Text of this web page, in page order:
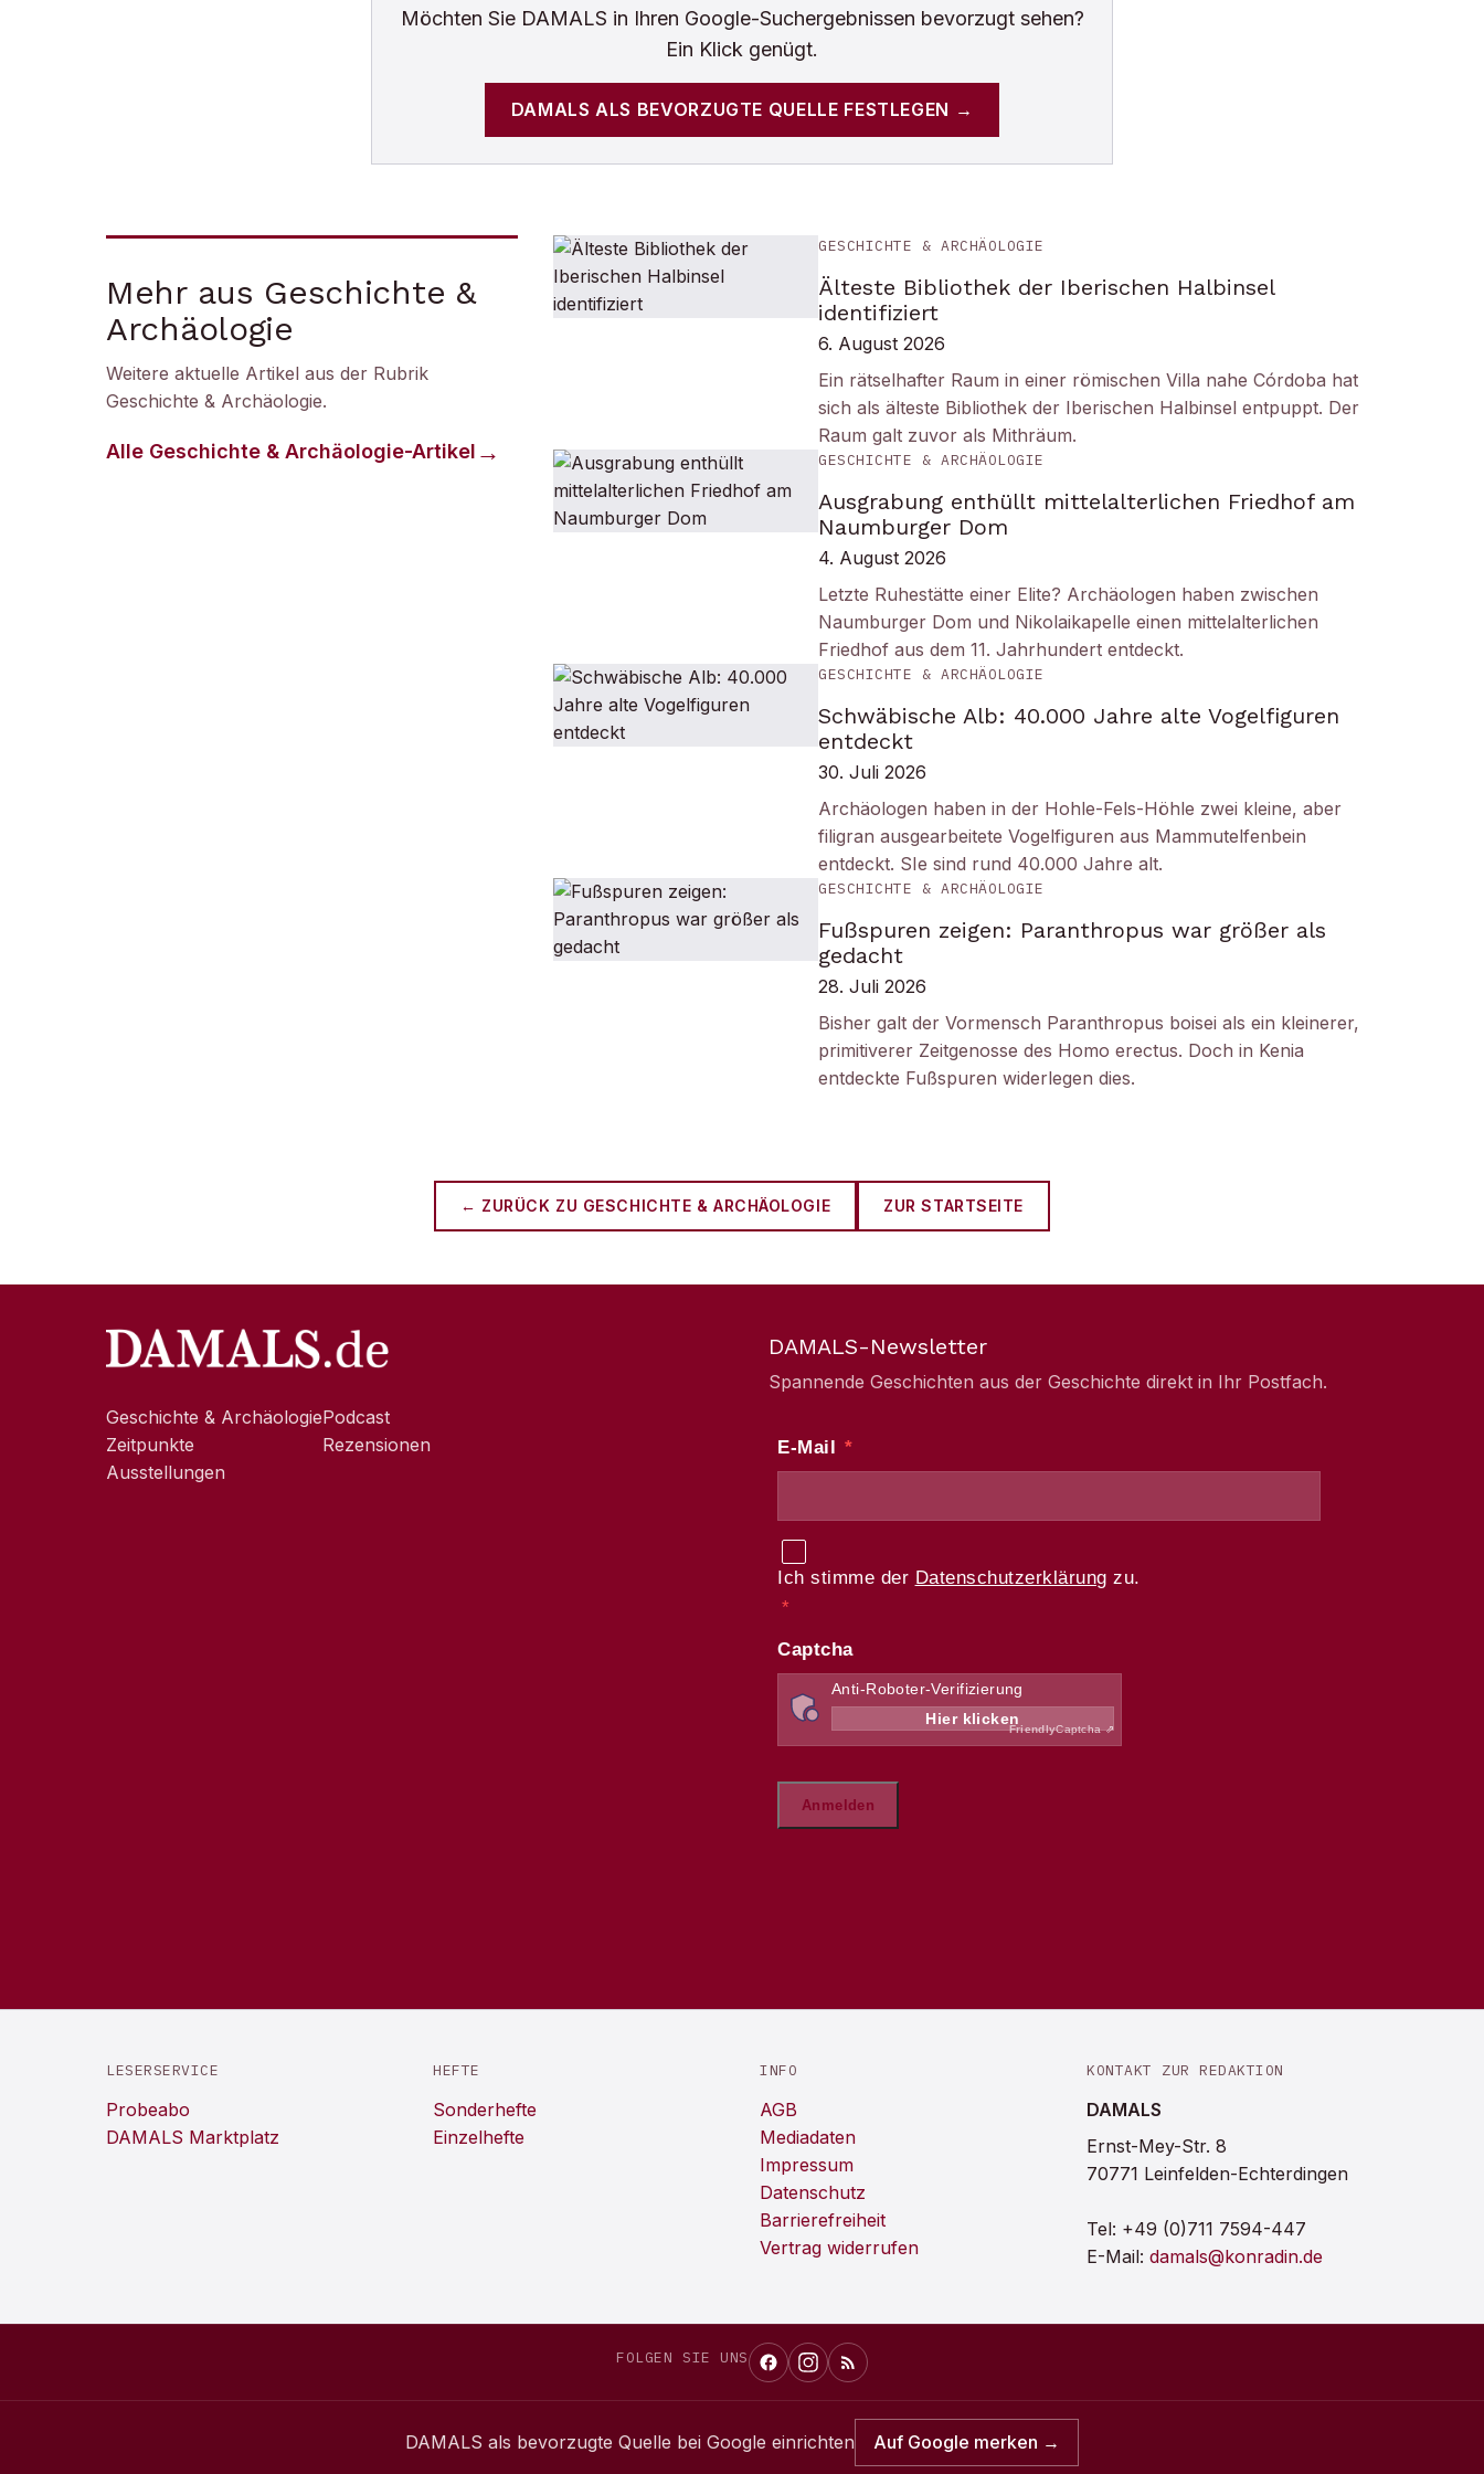
Möchten Sie DAMALS in Ihren Google-Suchergebnissen bevorzugt sehen?
Ein Klick genügt.
DAMALS ALS BEVORZUGTE QUELLE FESTLEGEN →
Mehr aus Geschichte &
Archäologie
Weitere aktuelle Artikel aus der Rubrik
Geschichte & Archäologie.
Alle Geschichte & Archäologie-Artikel
GESCHICHTE & ARCHÄOLOGIE
Älteste Bibliothek der Iberischen Halbinsel
identifiziert
6. August 2026
Ein rätselhafter Raum in einer römischen Villa nahe Córdoba hat
sich als älteste Bibliothek der Iberischen Halbinsel entpuppt. Der
Raum galt zuvor als Mithräum.
GESCHICHTE & ARCHÄOLOGIE
Ausgrabung enthüllt mittelalterlichen Friedhof am
Naumburger Dom
4. August 2026
Letzte Ruhestätte einer Elite? Archäologen haben zwischen
Naumburger Dom und Nikolaikapelle einen mittelalterlichen
Friedhof aus dem 11. Jahrhundert entdeckt.
GESCHICHTE & ARCHÄOLOGIE
Schwäbische Alb: 40.000 Jahre alte Vogelfiguren
entdeckt
30. Juli 2026
Archäologen haben in der Hohle-Fels-Höhle zwei kleine, aber
filigran ausgearbeitete Vogelfiguren aus Mammutelfenbein
entdeckt. SIe sind rund 40.000 Jahre alt.
GESCHICHTE & ARCHÄOLOGIE
Fußspuren zeigen: Paranthropus war größer als
gedacht
28. Juli 2026
Bisher galt der Vormensch Paranthropus boisei als ein kleinerer,
primitiverer Zeitgenosse des Homo erectus. Doch in Kenia
entdeckte Fußspuren widerlegen dies.
← ZURÜCK ZU GESCHICHTE & ARCHÄOLOGIE ZUR STARTSEITE
Geschichte & Archäologie
Zeitpunkte
Ausstellungen
Podcast
Rezensionen
DAMALS-Newsletter
Spannende Geschichten aus der Geschichte direkt in Ihr Postfach.
LESERSERVICE
Probeabo
DAMALS Marktplatz
HEFTE
Sonderhefte
Einzelhefte
INFO
AGB
Mediadaten
Impressum
Datenschutz
Barrierefreiheit
Vertrag widerrufen
KONTAKT ZUR REDAKTION
DAMALS
Ernst-Mey-Str. 8
70771 Leinfelden-Echterdingen
Tel: +49 (0)711 7594-447
E-Mail: damals@konradin.de
FOLGEN SIE UNS
DAMALS als bevorzugte Quelle bei Google einrichten Auf Google merken →